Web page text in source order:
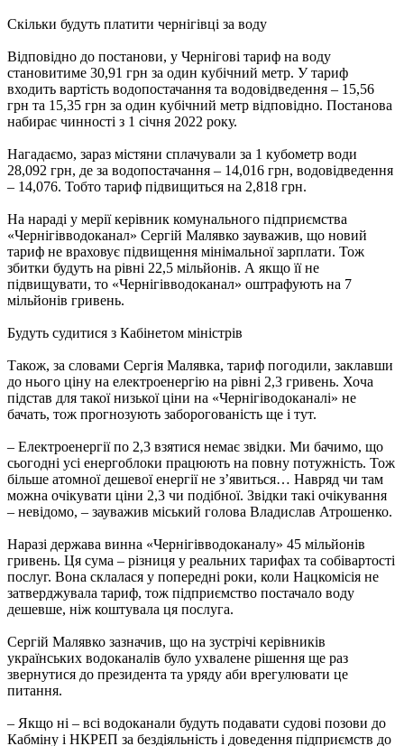
Скільки будуть платити чернігівці за воду
Відповідно до постанови, у Чернігові тариф на воду
становитиме 30,91 грн за один кубічний метр. У тариф
входить вартість водопостачання та водовідведення – 15,56
грн та 15,35 грн за один кубічний метр відповідно. Постанова
набирає чинності з 1 січня 2022 року.
Нагадаємо, зараз містяни сплачували за 1 кубометр води
28,092 грн, де за водопостачання – 14,016 грн, водовідведення
– 14,076. Тобто тариф підвищиться на 2,818 грн.
На нараді у мерії керівник комунального підприємства
«Чернігівводоканал» Сергій Малявко зауважив, що новий
тариф не враховує підвищення мінімальної зарплати. Тож
збитки будуть на рівні 22,5 мільйонів. А якщо її не
підвищувати, то «Чернігівводоканал» оштрафують на 7
мільйонів гривень.
Будуть судитися з Кабінетом міністрів
Також, за словами Сергія Малявка, тариф погодили, заклавши
до нього ціну на електроенергію на рівні 2,3 гривень. Хоча
підстав для такої низької ціни на «Чернігіводоканалі» не
бачать, тож прогнозують заборогованість ще і тут.
– Електроенергії по 2,3 взятися немає звідки. Ми бачимо, що
сьогодні усі енергоблоки працюють на повну потужність. Тож
більше атомної дешевої енергії не з’явиться… Навряд чи там
можна очікувати ціни 2,3 чи подібної. Звідки такі очікування
– невідомо, – зауважив міський голова Владислав Атрошенко.
Наразі держава винна «Чернігівводоканалу» 45 мільйонів
гривень. Ця сума – різниця у реальних тарифах та собівартості
послуг. Вона склалася у попередні роки, коли Нацкомісія не
затверджувала тариф, тож підприємство постачало воду
дешевше, ніж коштувала ця послуга.
Сергій Малявко зазначив, що на зустрічі керівників
українських водоканалів було ухвалене рішення ще раз
звернутися до президента та уряду аби врегулювати це
питання.
– Якщо ні – всі водоканали будуть подавати судові позови до
Кабміну і НКРЕП за бездіяльність і доведення підприємств до